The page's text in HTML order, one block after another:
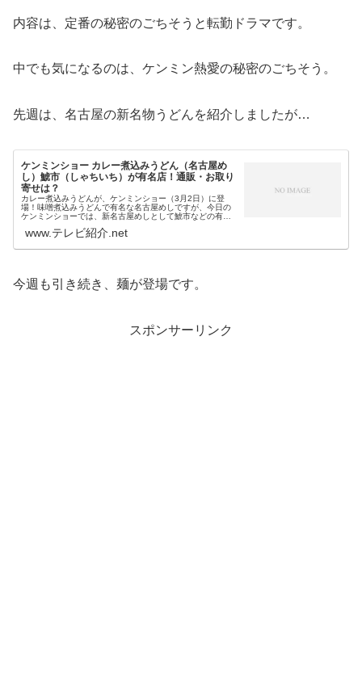
内容は、定番の秘密のごちそうと転勤ドラマです。
中でも気になるのは、ケンミン熱愛の秘密のごちそう。
先週は、名古屋の新名物うどんを紹介しましたが…
ケンミンショー カレー煮込みうどん（名古屋め
し）鯱市（しゃちいち）が有名店！通販・お取り
寄せは？
カレー煮込みうどんが、ケンミンショー（3月2日）に登
場！味噌煮込みうどんで有名な名古屋めしですが、今日の
ケンミンショーでは、新名古屋めしとして鯱市などの有名
す。そこで今回は、そのカレー煮込み...
www.テレビ紹介.net
今週も引き続き、麺が登場です。
スポンサーリンク